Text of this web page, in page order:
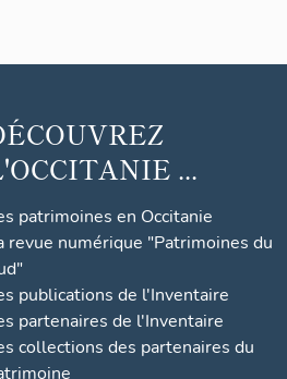
...
patrimoines en Occitanie
revue numérique "Patrimoines du
publications de l'Inventaire
partenaires de l'Inventaire
collections des partenaires du